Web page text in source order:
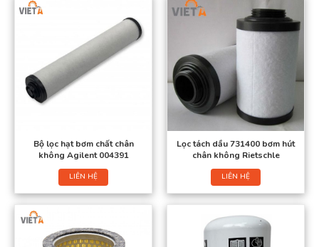
Bộ lọc hạt bơm chất chân
không Agilent 004391
LIÊN HỆ
Lọc tách dầu 731400 bơm hút
chân không Rietschle
LIÊN HỆ